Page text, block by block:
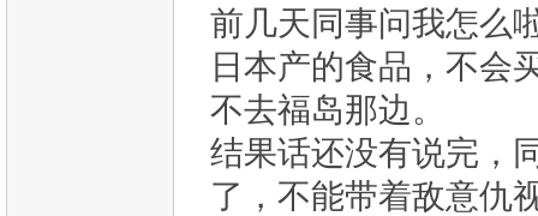
前几天同事问我怎么
日本产的食品，不会
不去福岛那边。
结果话还没有说完，
了，不能带着敌意仇